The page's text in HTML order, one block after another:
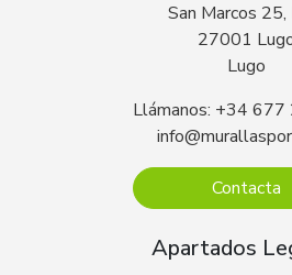
San Marcos 25,
27001
Lugo
Llámanos: +34
Contacta
Apartados